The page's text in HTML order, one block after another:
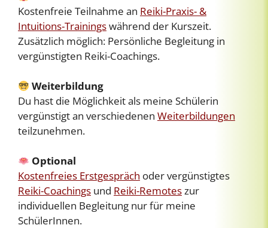
Kostenfreie Teilnahme an Reiki-Praxis- &
Intuitions-Trainingswährend der Kurszeit.
Zusätzlich möglich: Persönliche Begleitung in
vergünstigten Reiki-Coachings.
Weiterbildung
Du hast die Möglichkeit als meine Schülerin
vergünstigt an verschiedenen Weiterbildungen
teilzunehmen.
Optional
Kostenfreies Erstgespräch oder vergünstigtes
Reiki-Coachings und Reiki-Remoteszur
individuellen Begleitung nur für meine
SchülerInnen.